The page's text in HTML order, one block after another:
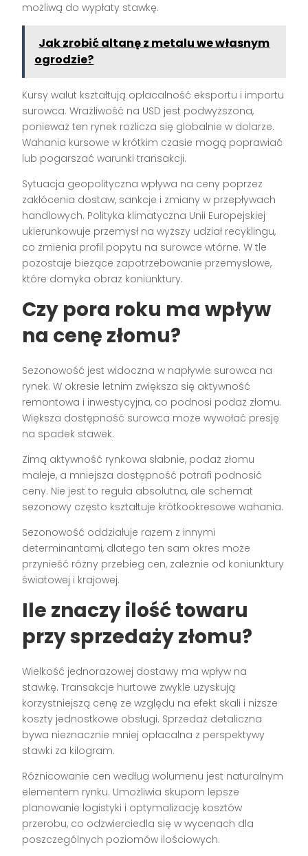
możliwą do wypłaty stawkę.
Jak zrobić altanę z metalu we własnym
ogrodzie?
Kursy walut kształtują opłacalność eksportu i importu
surowca. Wrażliwość na USD jest podwyższona,
ponieważ ten rynek rozlicza się globalnie w dolarze.
Wahania kursowe w krótkim czasie mogą poprawiać
lub pogarszać warunki transakcji.
Sytuacja geopolityczna wpływa na ceny poprzez
zakłócenia dostaw, sankcje i zmiany w przepływach
handlowych. Polityka klimatyczna Unii Europejskiej
ukierunkowuje przemysł na wyższy udział recyklingu,
co zmienia profil popytu na surowce wtórne. W tle
pozostaje bieżące zapotrzebowanie przemysłowe,
które domyka obraz koniunktury.
Czy pora roku ma wpływ
na cenę złomu?
Sezonowość jest widoczna w napływie surowca na
rynek. W okresie letnim zwiększa się aktywność
remontowa i inwestycyjna, co podnosi podaż złomu.
Większa dostępność surowca może wywołać presję
na spadek stawek.
Zimą aktywność rynkowa słabnie, podaż złomu
maleje, a mniejsza dostępność potrafi podnosić
ceny. Nie jest to reguła absolutna, ale schemat
sezonowy często kształtuje krótkookresowe wahania.
Sezonowość oddziałuje razem z innymi
determinantami, dlatego ten sam okres może
przynieść różny przebieg cen, zależnie od koniunktury
światowej i krajowej.
Ile znaczy ilość towaru
przy sprzedaży złomu?
Wielkość jednorazowej dostawy ma wpływ na
stawkę. Transakcje hurtowe zwykle uzyskują
korzystniejszą cenę ze względu na efekt skali i niższe
koszty jednostkowe obsługi. Sprzedaż detaliczna
bywa nieznacznie mniej opłacalna z perspektywy
stawki za kilogram.
Różnicowanie cen według wolumenu jest naturalnym
elementem rynku. Umożliwia skupom lepsze
planowanie logistyki i optymalizację kosztów
przerobu, co odzwierciedla się w wycenach dla
poszczególnych poziomów ilościowych.